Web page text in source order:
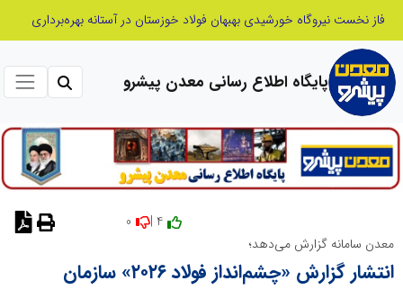
خانه با نور، صمیمی‌تر می‌شود
پایگاه اطلاع رسانی معدن پیشرو
معدن سامانه گزارش می‌دهد؛
انتشار گزارش «چشم‌انداز فولاد ۲۰۲۶» سازمان